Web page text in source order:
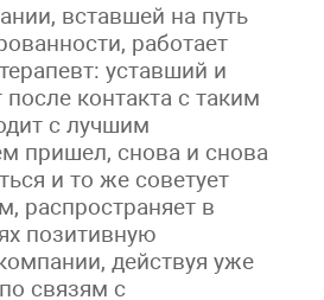
вставшей на путь
работает
уставший и
контакта с таким
с лучшим
пришел, снова и снова
и то же советует
распространяет в
позитивную
действуя уже
связям с